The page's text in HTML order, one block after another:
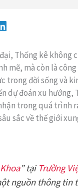
Thống kê không
mẽ, mà còn là
trong đời sống và
dự đoán xu hướng,
trong quá trình
sắc về thế giới
” tại Trường
nguồn thông tin